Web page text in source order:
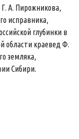
Г. А. Пирожникова,
исправника,
глубинки в
области краевед Ф.
земляка,
Сибири.